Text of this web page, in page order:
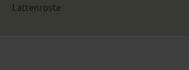
Lattenroste